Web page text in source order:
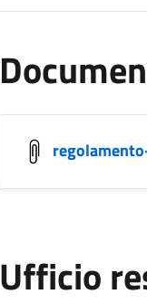
Ufficio